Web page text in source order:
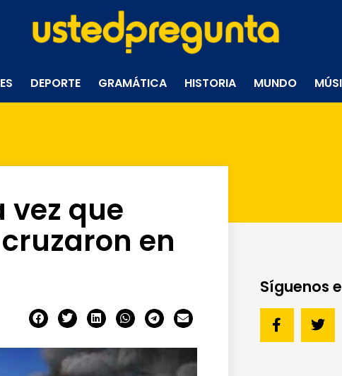
DEPORTE GRAMÁTICA HISTORIA MUNDO
vez que
en
Síguenos